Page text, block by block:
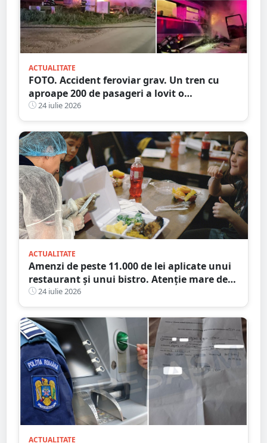
ACTUALITATE
FOTO. Accident feroviar grav. Un tren cu
aproape 200 de pasageri a lovit o
autocisternă, care a luat foc
24 iulie 2026
ACTUALITATE
Amenzi de peste 11.000 de lei aplicate unui
restaurant și unui bistro. Atenție mare de
unde mâncați
24 iulie 2026
ACTUALITATE